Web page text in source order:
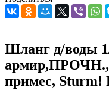
Шланг д/воды
примес,